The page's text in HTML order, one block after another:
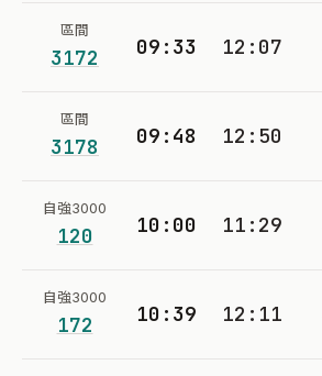
區間
3172 09:33 12:07
區間
3178 09:48 12:50
自強3000
120 10:00 11:29
自強3000
172 10:39 12:11